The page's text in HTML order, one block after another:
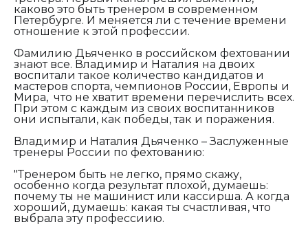
каково это быть тренером в современном
Петербурге. И меняется ли с течение времени
отношение к этой профессии.
Фамилию Дьяченко в российском фехтовании
знают все. Владимир и Наталия на двоих
воспитали такое количество кандидатов и
мастеров спорта, чемпионов России, Европы и
Мира, что не хватит времени перечислить всех.
При этом с каждым из своих воспитанников
они испытали, как победы, так и поражения.
Владимир и Наталия Дьяченко – Заслуженные
тренеры России по фехтованию:
"Тренером быть не легко, прямо скажу,
особенно когда результат плохой, думаешь:
почему ты не машинист или кассирша. А когда
хороший, думаешь: какая ты счастливая, что
выбрала эту профессиию.